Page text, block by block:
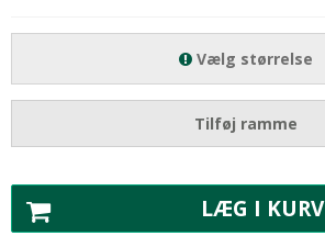
Vælg størrelse
Tilføj ramme
LÆG I KURV